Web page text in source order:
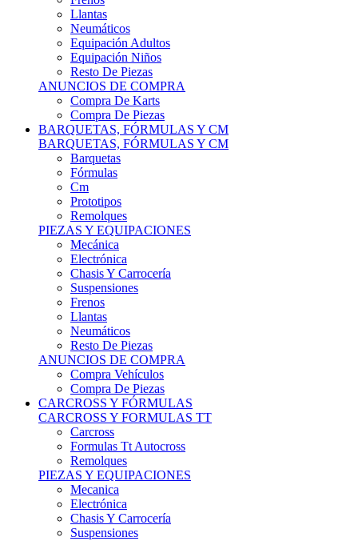
Neumáticos
Equipación Adultos
Equipación Niños
Resto De Piezas
ANUNCIOS DE COMPRA
Compra De Karts
Compra De Piezas
BARQUETAS, FÓRMULAS Y CM
BARQUETAS, FÓRMULAS Y CM
Barquetas
Fórmulas
Cm
Prototipos
Remolques
PIEZAS Y EQUIPACIONES
Mecánica
Electrónica
Chasis Y Carrocería
Suspensiones
Frenos
Llantas
Neumáticos
Resto De Piezas
ANUNCIOS DE COMPRA
Compra Vehículos
Compra De Piezas
CARCROSS Y FÓRMULAS
CARCROSS Y FORMULAS TT
Carcross
Formulas Tt Autocross
Remolques
PIEZAS Y EQUIPACIONES
Mecanica
Electrónica
Chasis Y Carrocería
Suspensiones
Frenos